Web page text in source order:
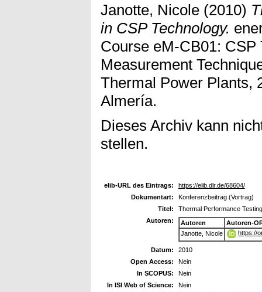
Janotte, Nicole (2010)
in CSP Technology.
Course eM-CB01: CSP
Measurement
Thermal Power Plants,
Almería.
Dieses Archiv kann
stellen.
elib-URL des Eintrags:
https://elib.dlr.de/68604/
Dokumentart:
Konferenzbeitrag (Vortrag)
Titel:
Thermal Performance
Autoren:
Autoren
Autoren-
Janotte, Nicole
https://
Datum:
2010
Open Access:
Nein
In SCOPUS:
Nein
In ISI Web of Science:
Nein